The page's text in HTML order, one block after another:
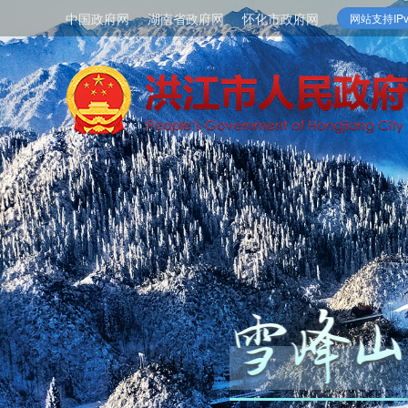
中国政府网 湖南省政府网 怀化市政府网 网站支持